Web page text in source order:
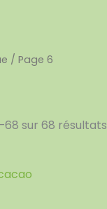
/ Page 6
sur 68 résultats